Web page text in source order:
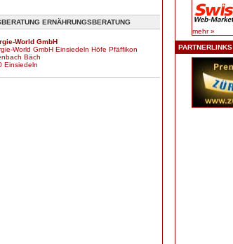
ERNÄHRUNGSBERATUNG
World GmbH
World GmbH Einsiedeln Höfe Pfäffikon
Bäch
Einsiedeln
mehr »
PARTNERLINKS